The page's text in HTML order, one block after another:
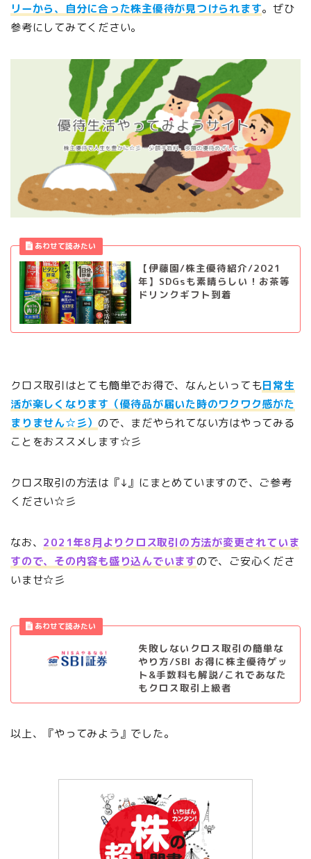
リーから、自分に合った株主優待が見つけられます。ぜひ
参考にしてみてください。
【伊藤園/株主優待紹介/2021
年】SDGsも素晴らしい！お茶等
ドリンクギフト到着
クロス取引はとても簡単でお得で、なんといっても日常生
活が楽しくなります（優待品が届いた時のワクワク感がた
まりません☆彡） ので、まだやられてない方はやってみる
ことをおススメします☆彡
クロス取引の方法は『↓』にまとめていますので、ご参考
ください☆彡
なお、 2021年8月よりクロス取引の方法が変更されていま
すので、その内容も盛り込んでいますので、ご安心くださ
いませ☆彡
失敗しないクロス取引の簡単な
やり方/SBI お得に株主優待ゲッ
ト&手数料も解説/これであなた
もクロス取引上級者
以上、『やってみよう』でした。